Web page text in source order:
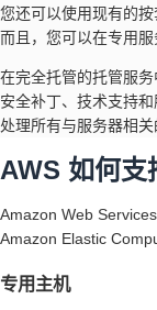
您还可以使用现有的
而且，您可以在专用服
在完全托管的托管服
安全补丁、技术支持
处理所有与服务器相
AWS 如何支
Amazon Web
Amazon Elastic
专用主机